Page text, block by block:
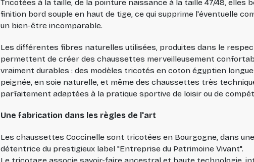
Tricotées à la taille, de la pointure naissance à la taille 47/48, elles
finition bord souple en haut de tige, ce qui supprime l'éventuelle
un bien-être incomparable.
Les différentes fibres naturelles utilisées, produites dans le
permettent de créer des chaussettes merveilleusement
vraiment durables : des modèles tricotés en coton égyptien
peignée, en soie naturelle, et même des chaussettes très
parfaitement adaptées à la pratique sportive de loisir ou de
Une fabrication dans les règles de l'art
Les chaussettes Coccinelle sont tricotées en Bourgogne, dans
détentrice du prestigieux label "Entreprise du Patrimoine Vivant".